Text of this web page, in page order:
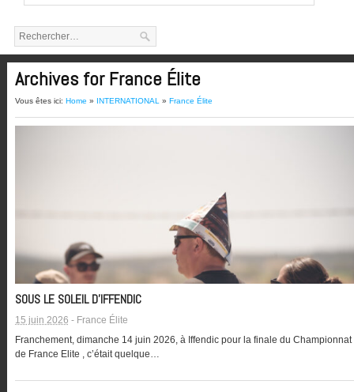
Archives for France Élite
Vous êtes ici: Home » INTERNATIONAL » France Élite
SOUS LE SOLEIL D’IFFENDIC
15 juin 2026 - France Élite
Franchement, dimanche 14 juin 2026, à Iffendic pour la finale du Championnat
de France Elite , c’était quelque…